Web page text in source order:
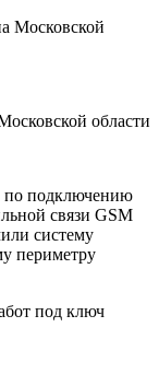
области
подключению
связи GSM
систему
периметру
под ключ